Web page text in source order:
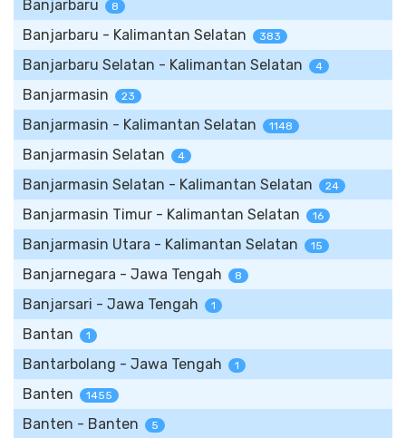
Banjarbaru 8
Banjarbaru - Kalimantan Selatan 383
Banjarbaru Selatan - Kalimantan Selatan 4
Banjarmasin 23
Banjarmasin - Kalimantan Selatan 1148
Banjarmasin Selatan 4
Banjarmasin Selatan - Kalimantan Selatan 24
Banjarmasin Timur - Kalimantan Selatan 16
Banjarmasin Utara - Kalimantan Selatan 15
Banjarnegara - Jawa Tengah 8
Banjarsari - Jawa Tengah 1
Bantan 1
Bantarbolang - Jawa Tengah 1
Banten 1455
Banten - Banten 5